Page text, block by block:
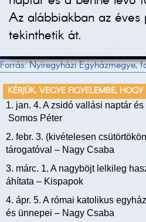
Az alábbiakban az éves
tekinthetik át.
Forrás: Nyíregyházi Egyházmegye,
KÉRJÜK, VEGYE FIGYELEMBE,
1. jan. 4. A zsidó vallási naptár
Somos Péter
2. febr. 3. (kivételesen
tárogatóval – Nagy Csaba
3. márc. 1. A nagyböjt lelkileg
áhítata – Kispapok
4. ápr. 5. A római katolikus
és ünnepei – Nagy Csaba